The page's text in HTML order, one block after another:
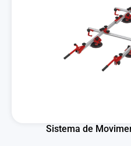
Sistema de